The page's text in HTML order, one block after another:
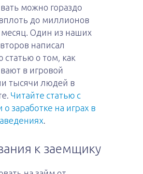
можно гораздо
до миллионов
Один из наших
написал
статью о том, как
в игровой
тысячи людей в
Читайте статью с
заработке на играх в
.
к заемщику